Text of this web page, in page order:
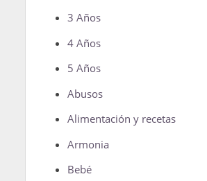
3 Años
4 Años
5 Años
Abusos
Alimentación y recetas
Armonia
Bebé